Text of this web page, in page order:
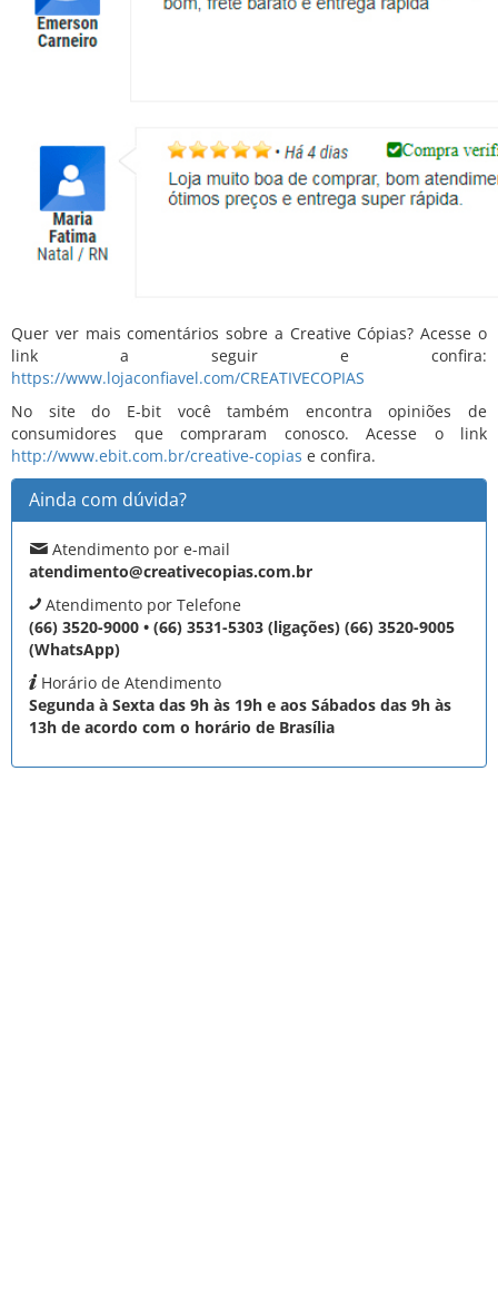
Quer ver mais comentários sobre a Creative Cópias? Acesse o
link a seguir e confira:
https://www.lojaconfiavel.com/CREATIVECOPIAS
No site do E-bit você também encontra opiniões de
consumidores que compraram conosco. Acesse o link
http://www.ebit.com.br/creative-copias e confira.
Ainda com dúvida?
Atendimento por e-mail
atendimento@creativecopias.com.br
Atendimento por Telefone
(66) 3520-9000 • (66) 3531-5303 (ligações) (66) 3520-9005
(WhatsApp)
Horário de Atendimento
Segunda à Sexta das 9h às 19h e aos Sábados das 9h às
13h de acordo com o horário de Brasília